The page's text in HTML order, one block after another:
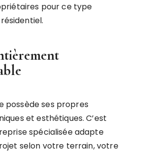
pour ce type
possède ses propres
et esthétiques. C’est
spécialisée adapte
selon votre terrain, votre